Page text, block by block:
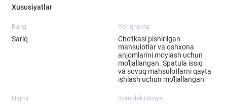
Xususiyatlar
Rang
Sariq
Yo'riqnoma
Cho'tkasi pishirilgan
mahsulotlar va oshxona
anjomlarini moylash uchun
mo'ljallangan. Spatula issiq
va sovuq mahsulotlarni qayta
ishlash uchun mo'ljallangan
Hajmi Komplektatsiya